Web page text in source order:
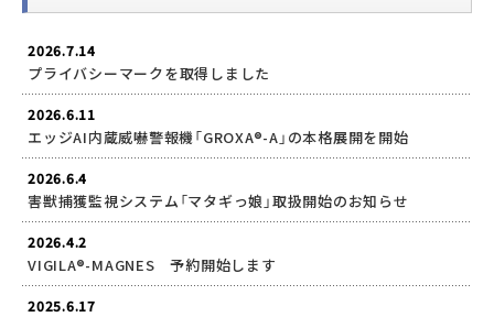
2026.7.14
プライバシーマークを取得しました
2026.6.11
エッジAI内蔵威嚇警報機「GROXA®-A」の本格展開を開始
2026.6.4
害獣捕獲監視システム「マタギっ娘」取扱開始のお知らせ
2026.4.2
VIGILA®-MAGNES 予約開始します
2025.6.17